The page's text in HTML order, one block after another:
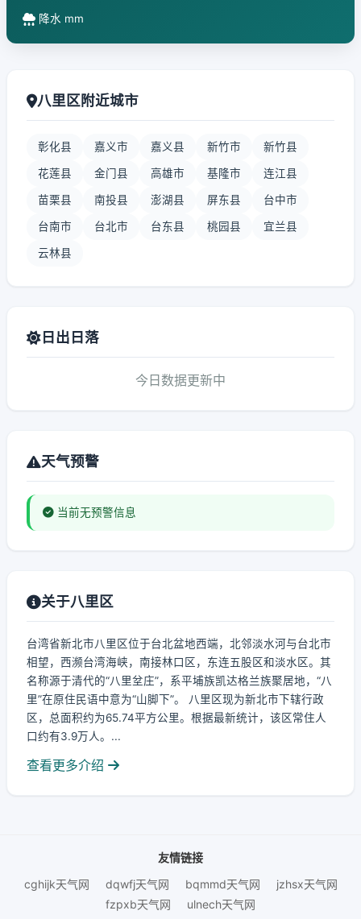
降水 mm
八里区附近城市
彰化县 嘉义市 嘉义县 新竹市 新竹县
花莲县 金门县 高雄市 基隆市 连江县
苗栗县 南投县 澎湖县 屏东县 台中市
台南市 台北市 台东县 桃园县 宜兰县
云林县
日出日落
今日数据更新中
天气预警
当前无预警信息
关于八里区
台湾省新北市八里区位于台北盆地西端，北邻淡水河与台北市
相望，西濒台湾海峡，南接林口区，东连五股区和淡水区。其
名称源于清代的“八里坌庄”，系平埔族凯达格兰族聚居地，“八
里”在原住民语中意为“山脚下”。 八里区现为新北市下辖行政
区，总面积约为65.74平方公里。根据最新统计，该区常住人
口约有3.9万人。...
查看更多介绍
友情链接
cghijk天气网
dqwfj天气网 bqmmd天气网
jzhsx天气网
fzpxb天气网
ulnech天气网